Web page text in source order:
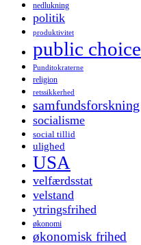
nedlukning
politik
produktivitet
public choice
Punditokraterne
religion
retssikkerhed
samfundsforskning
socialisme
social tillid
ulighed
USA
velfærdsstat
velstand
ytringsfrihed
økonomi
økonomisk frihed